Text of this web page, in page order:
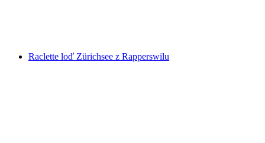
Raclette loď Zürichsee z Rapperswilu